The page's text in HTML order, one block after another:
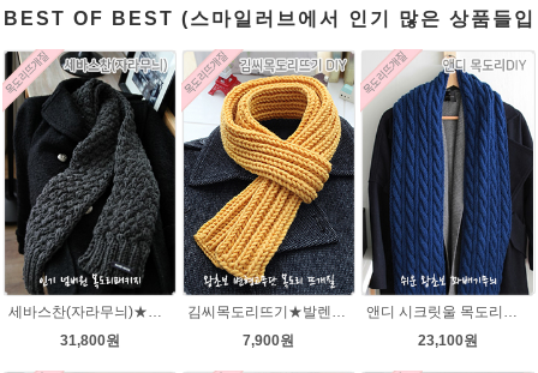
BEST OF BEST (스마일러브에서 인기 많은 상품들입
니다.)
31,800원
7,900원
23,100원